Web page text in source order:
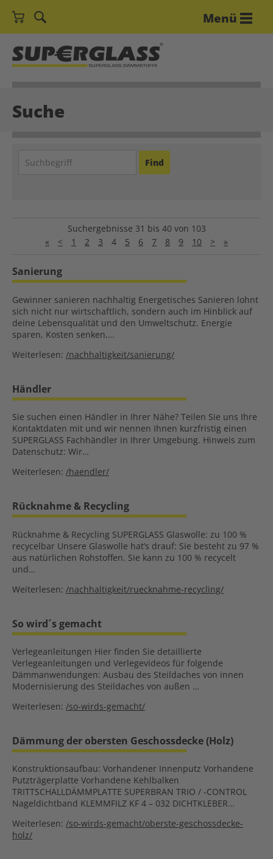
Menü
Suche
Suchergebnisse 31 bis 40 von 103
«
< 1 2 3 4 5 6 7 8 9 10 > »
Sanierung
Gewinner sanieren nachhaltig Energetisches Sanieren lohnt
sich nicht nur wirtschaftlich, sondern auch im Hinblick auf
deine Lebensqualität und den Umweltschutz. Energie
sparen, Kosten senken,…
Weiterlesen: /nachhaltigkeit/sanierung/
Händler
Sie suchen einen Händler in Ihrer Nähe? Teilen Sie uns Ihre
Kontaktdaten mit und wir nennen Ihnen kurzfristig einen
SUPERGLASS Fachhändler in Ihrer Umgebung. Hinweis zum
Datenschutz: Wir…
Weiterlesen: /haendler/
Rücknahme & Recycling
Rücknahme & Recycling SUPERGLASS Glaswolle: zu 100 %
recycelbar Unsere Glaswolle hat’s drauf: Sie besteht zu 97 %
aus natürlichen Rohstoffen. Sie kann zu 100 % recycelt
und…
Weiterlesen: /nachhaltigkeit/ruecknahme-recycling/
So wird´s gemacht
Verlegeanleitungen Hier finden Sie detaillierte
Verlegeanleitungen und Verlegevideos für folgende
Dämmanwendungen: Ausbau des Steildaches von innen
Modernisierung des Steildaches von außen …
Weiterlesen: /so-wirds-gemacht/
Dämmung der obersten Geschossdecke (Holz)
Konstruktionsaufbau: Vorhandener Innenputz Vorhandene
Putzträgerplatte Vorhandene Kehlbalken
TRITTSCHALLDÄMMPLATTE SUPERBRAN TRIO / -CONTROL
Nageldichtband KLEMMFILZ KF 4 – 032 DICHTKLEBER…
Weiterlesen: /so-wirds-gemacht/oberste-geschossdecke-
holz/